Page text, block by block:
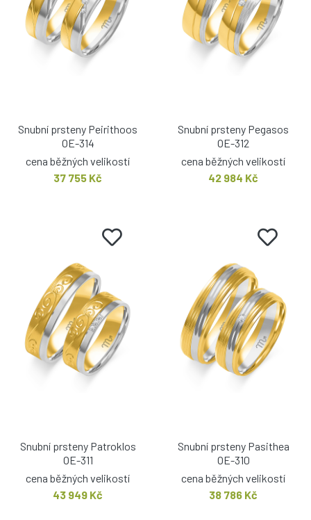
Snubní prsteny Peirithoos
OE-314
cena běžných velikostí
37 755 Kč
Snubní prsteny Pegasos
OE-312
cena běžných velikostí
42 984 Kč
Snubní prsteny Patroklos
OE-311
cena běžných velikostí
43 949 Kč
Snubní prsteny Pasithea
OE-310
cena běžných velikostí
38 786 Kč